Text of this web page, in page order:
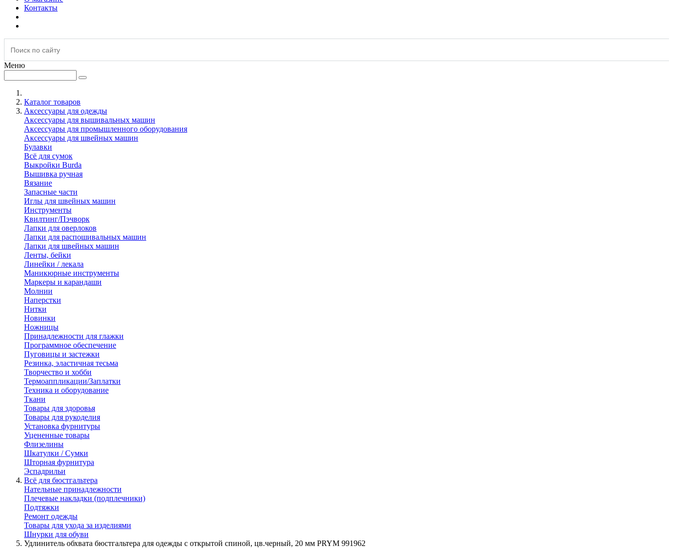
Контакты
Меню
Каталог товаров
Аксессуары для одежды
Аксессуары для вышивальных машин
Аксессуары для промышленного оборудования
Аксессуары для швейных машин
Булавки
Всё для сумок
Выкройки Burda
Вышивка ручная
Вязание
Запасные части
Иглы для швейных машин
Инструменты
Квилтинг/Пэчворк
Лапки для оверлоков
Лапки для распошивальных машин
Лапки для швейных машин
Ленты, бейки
Линейки / лекала
Маникюрные инструменты
Маркеры и карандаши
Молнии
Наперстки
Нитки
Новинки
Ножницы
Принадлежности для глажки
Программное обеспечение
Пуговицы и застежки
Резинка, эластичная тесьма
Творчество и хобби
Термоаппликации/Заплатки
Техника и оборудование
Ткани
Товары для здоровья
Товары для рукоделия
Установка фурнитуры
Уцененные товары
Флизелины
Шкатулки / Сумки
Шторная фурнитура
Эспадрильи
Всё для бюстгальтера
Нательные принадлежности
Плечевые накладки (подплечники)
Подтяжки
Ремонт одежды
Товары для ухода за изделиями
Шнурки для обуви
Удлинитель обхвата бюстгальтера для одежды с открытой спиной, цв.черный, 20 мм PRYM 991962